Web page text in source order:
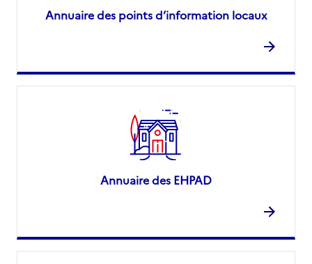
Annuaire des points d’information locaux
Annuaire des EHPAD